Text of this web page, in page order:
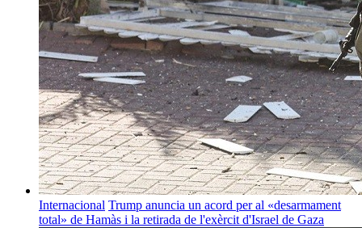
Internacional Trump anuncia un acord per al «desarmament
total» de Hamàs i la retirada de l'exèrcit d'Israel de Gaza